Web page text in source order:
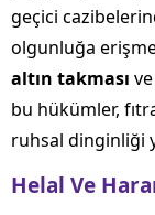
geçici
olgunluğa
altın takması ve
bu hükümler,
ruhsal dinginliği
Helal Ve